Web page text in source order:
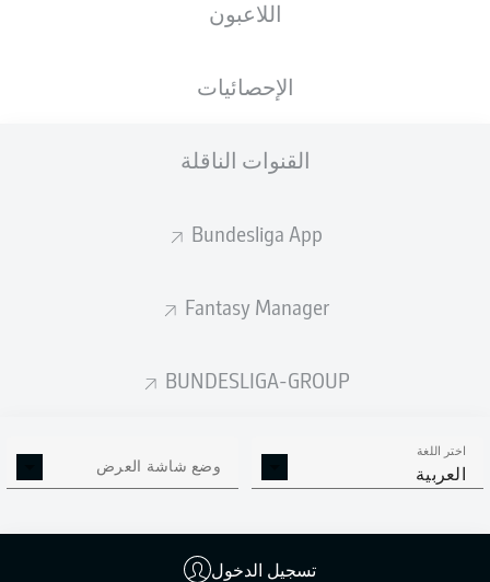
اللاعبون
الإحصائيات
القنوات الناقلة
Bundesliga App
Fantasy Manager
BUNDESLIGA-GROUP
اختر اللغة
العربية وضع شاشة العرض
تسجيل الدخول
إعلان